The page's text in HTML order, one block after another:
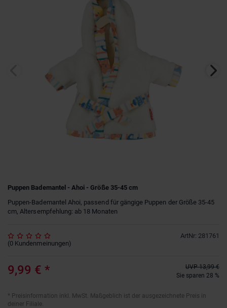
Puppen Bademantel - Ahoi - Größe 35-45 cm
Puppen-Bademantel Ahoi, passend für gängige Puppen der Größe 35-45
cm, Altersempfehlung: ab 18 Monaten
ArtNr: 281761
(0 Kundenmeinungen)
9,99 € * UVP 13,99 €
Sie sparen 28 %
* Preisinformation inkl. MwSt. Maßgeblich ist der ausgezeichnete Preis in
deiner Filiale.